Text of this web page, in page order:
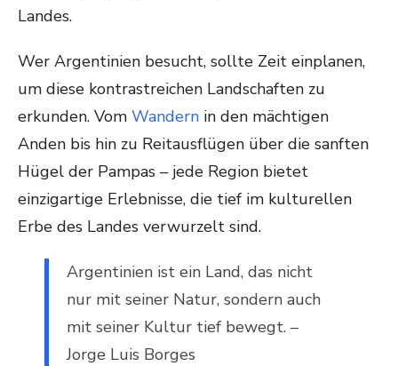
Landes.
Wer Argentinien besucht, sollte Zeit einplanen,
um diese kontrastreichen Landschaften zu
erkunden. Vom Wandern in den mächtigen
Anden bis hin zu Reitausflügen über die sanften
Hügel der Pampas – jede Region bietet
einzigartige Erlebnisse, die tief im kulturellen
Erbe des Landes verwurzelt sind.
Argentinien ist ein Land, das nicht
nur mit seiner Natur, sondern auch
mit seiner Kultur tief bewegt. –
Jorge Luis Borges